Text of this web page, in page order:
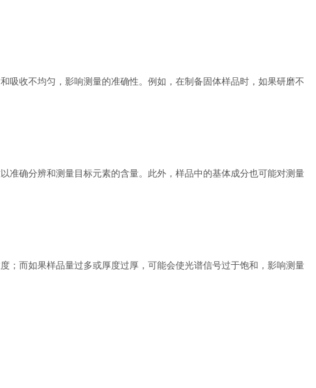
收不均匀，影响测量的准确性。例如，在制备固体样品时，如果研磨不
确分辨和测量目标元素的含量。此外，样品中的基体成分也可能对测量
而如果样品量过多或厚度过厚，可能会使光谱信号过于饱和，影响测量